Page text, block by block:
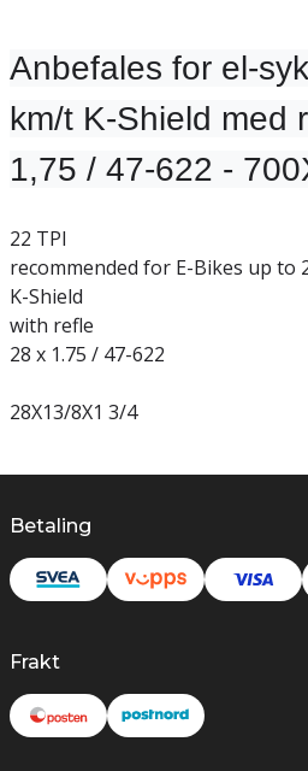
Anbefales for el-
km/t K-Shield med
1,75 / 47-622 -
22 TPI
recommended for E-Bikes up to
K-Shield
with refle
28 x 1.75 / 47-622
28X13/8X1 3/4
Betaling
Frakt